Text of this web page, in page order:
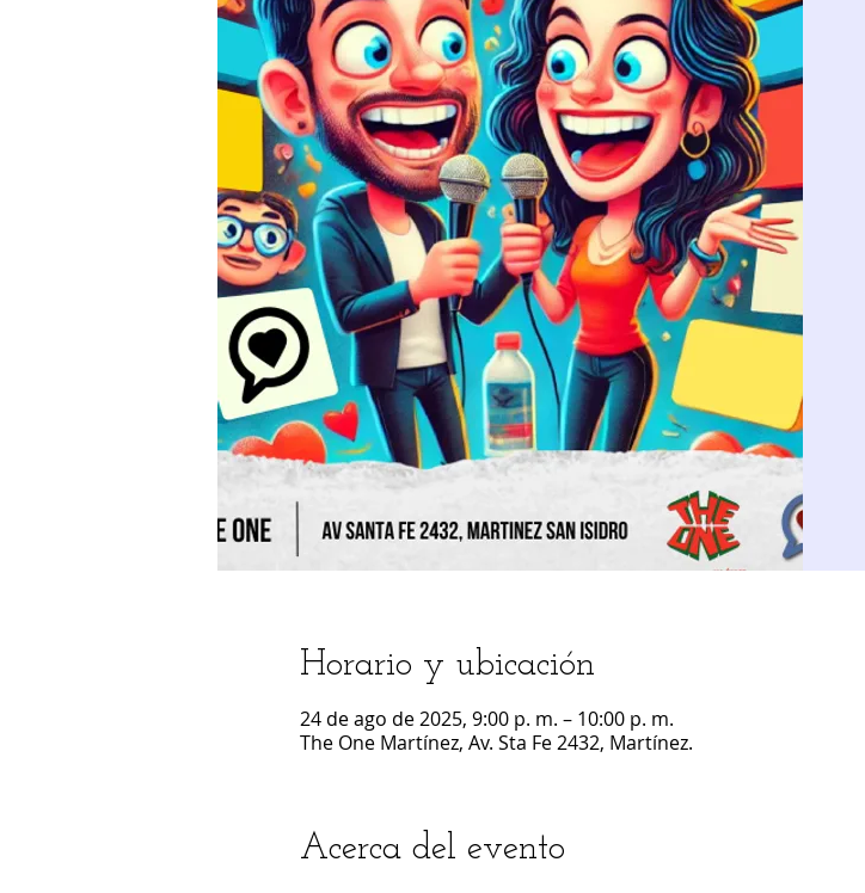
Horario y ubicación
24 de ago de 2025, 9:00 p. m. – 10:00 p. m.
The One Martínez, Av. Sta Fe 2432, Martínez.
Acerca del evento